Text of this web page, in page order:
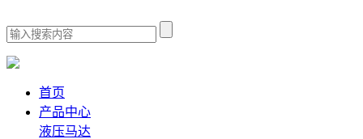
首页
产品中心
液压马达